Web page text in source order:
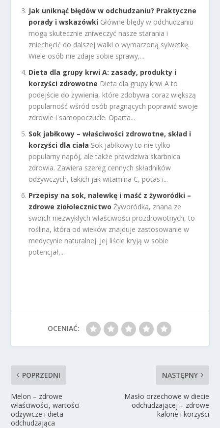
Jak uniknąć błędów w odchudzaniu? Praktyczne
porady i wskazówki Główne błędy w odchudzaniu
mogą skutecznie zniweczyć nasze starania i
zniechęcić do dalszej walki o wymarzoną sylwetkę.
Wiele osób nie zdaje sobie sprawy,...
Dieta dla grupy krwi A: zasady, produkty i
korzyści zdrowotne Dieta dla grupy krwi A to
podejście do żywienia, które zdobywa coraz większą
popularność wśród osób pragnących poprawić swoje
zdrowie i samopoczucie. Oparta...
Sok jabłkowy – właściwości zdrowotne, skład i
korzyści dla ciała Sok jabłkowy to nie tylko
popularny napój, ale także prawdziwa skarbnica
zdrowia. Zawiera szereg cennych składników
odżywczych, takich jak witamina C, potas i...
Przepisy na sok, nalewkę i maść z żyworódki –
zdrowe ziołolecznictwo Żyworódka, znana ze
swoich niezwykłych właściwości prozdrowotnych, to
roślina, która od wieków znajduje zastosowanie w
medycynie naturalnej. Jej liście kryją w sobie
potencjał,...
OCENIAĆ:
POPRZEDNI
Melon – zdrowe
właściwości, wartości
odżywcze i dieta
odchudzająca
NASTĘPNY
Masło orzechowe w diecie
odchudzającej – zdrowe
kalorie i korzyści